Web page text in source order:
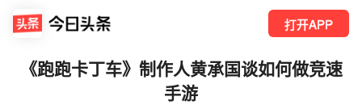
打开APP
《跑跑卡丁车》制作人黄承国谈如何做竞速
手游